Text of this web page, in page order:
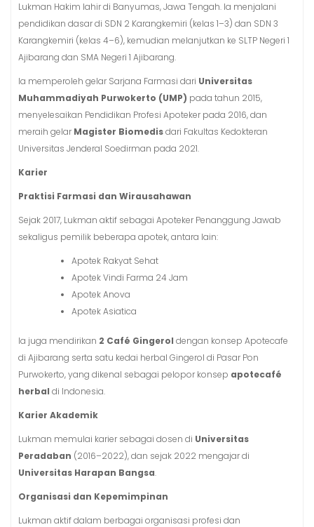
Lukman Hakim lahir di Banyumas, Jawa Tengah. Ia menjalani
pendidikan dasar di SDN 2 Karangkemiri (kelas 1–3) dan SDN 3
Karangkemiri (kelas 4–6), kemudian melanjutkan ke SLTP Negeri 1
Ajibarang dan SMA Negeri 1 Ajibarang.
Ia memperoleh gelar Sarjana Farmasi dari Universitas
Muhammadiyah Purwokerto (UMP) pada tahun 2015,
menyelesaikan Pendidikan Profesi Apoteker pada 2016, dan
meraih gelar Magister Biomedisdari Fakultas Kedokteran
Universitas Jenderal Soedirman pada 2021.
Karier
Praktisi Farmasi dan Wirausahawan
Sejak 2017, Lukman aktif sebagai Apoteker Penanggung Jawab
sekaligus pemilik beberapa apotek, antara lain:
Apotek Rakyat Sehat
Apotek Vindi Farma 24 Jam
Apotek Anova
Apotek Asiatica
Ia juga mendirikan 2 Café Gingerol dengan konsep Apotecafe
di Ajibarang serta satu kedai herbal Gingerol di Pasar Pon
Purwokerto, yang dikenal sebagai pelopor konsep apotecafé
herbal di Indonesia.
Karier Akademik
Lukman memulai karier sebagai dosen di Universitas
Peradaban (2016–2022), dan sejak 2022 mengajar di
Universitas Harapan Bangsa.
Organisasi dan Kepemimpinan
Lukman aktif dalam berbagai organisasi profesi dan